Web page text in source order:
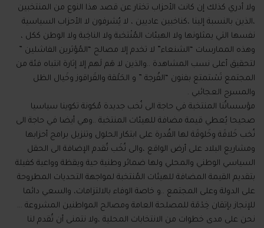
ولا أدري كذلك إن كانت الأحزاب تختار عن قصد هذا النوع من المنتخبين
،الذين بالنسبة إلينا ،كناخبين عاديين ، لا يُشرفون لا الأحزاب السياسية
نفسها التي يمثلونها ولا الهيئات المُنْتخبة ولا الناخِبة ولا الوطن ككل ،
وهذه الممارسات “الشنعاء” لا تخدم إلا مصالح “المُؤثرين الفاشلين ”
لتحقيق أعلى نسب المشاهدة ..والذين لا هَم لَهم إلا إثارة انتباه فئة من
المجتمع تَسْتمتع بفنون “الفُرجة ” و الحَلْقة والقَراقوز وخَيال الظل
والمسرح العجائبي .
مؤسساتُنا المنتخبة في حاجة الى نُخب جديدة مُكونة تكوينا سياسيا
صحيحا يُعطي قيمة مضافة للهيئات المنتخبة ..وهي أيضا في حاجة الى
نُخب خَلاقَة وخَلوقَة لها القُدرة على ابتكار الحلول وتنزيل برامج أحزابها
ومشاريع البلاد على أرض الواقع ،والى نُخَب تُقدم الإضافة الى الحقل
السياسي الوطني والمحلي ولها ضمائر وطنية حية ويقظة وواعية كفيلة
بتقديم القيمة المضافة للهيئات المُنتخبة لمواجهة التحديات المطروحة
على الدولة وعلى المجتمع ..و خاصة الوفاء بالالتزامات، والسعي دائما
للإنجاز بإتقان خِدْمَة للمصلحة العامة ومصالح المواطنين المشروعة …
نحن على مدى خطوات من الانتخابات المحلية ،ولا نتمنى أن تُقدم لنا